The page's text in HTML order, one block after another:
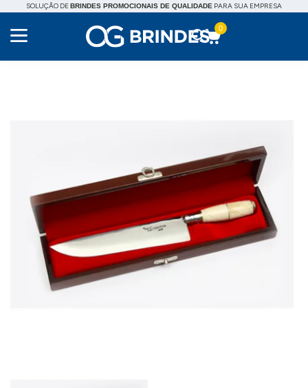
SOLUÇÃO DEBRINDES PROMOCIONAIS DE QUALIDADE PARA SUA EMPRESA
0